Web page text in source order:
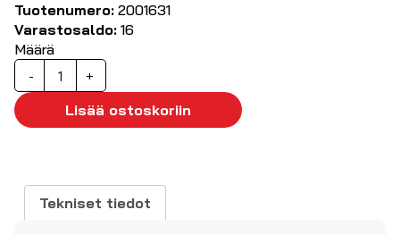
Tuotenumero: 2001631
Varastosaldo: 16
Määrä
-
USB2.0
kaapeli
-
määrä
+
Lisää ostoskoriin
Tekniset tiedot